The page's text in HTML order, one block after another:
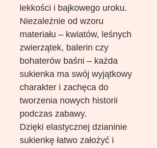
lekkości i bajkowego uroku.
Niezależnie od wzoru
materiału – kwiatów, leśnych
zwierzątek, balerin czy
bohaterów baśni – każda
sukienka ma swój wyjątkowy
charakter i zachęca do
tworzenia nowych historii
podczas zabawy.
Dzięki elastycznej dzianinie
sukienkę łatwo założyć i